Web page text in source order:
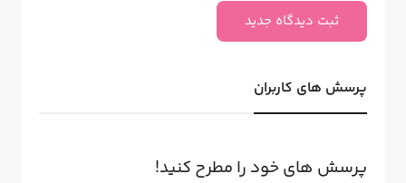
ثبت دیدگاه جدید
پرسش های کاربران
پرسش های خود را مطرح کنید!